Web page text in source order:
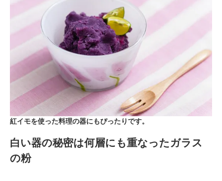
紅イモを使った料理の器にもぴったりです。
白い器の秘密は何層にも重なったガラス
の粉